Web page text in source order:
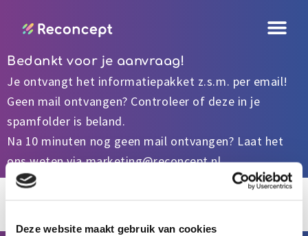
Deze website maakt gebruik van cookies
naar
inhoud
Bedankt voor je aanvraag!
Je ontvangt het informatiepakket z.s.m. per email!
Geen mail ontvangen? Controleer of deze in je
spamfolder is beland.
Na 10 minuten nog geen mail ontvangen? Laat het
ons weten viamarketing@reconcept.nl